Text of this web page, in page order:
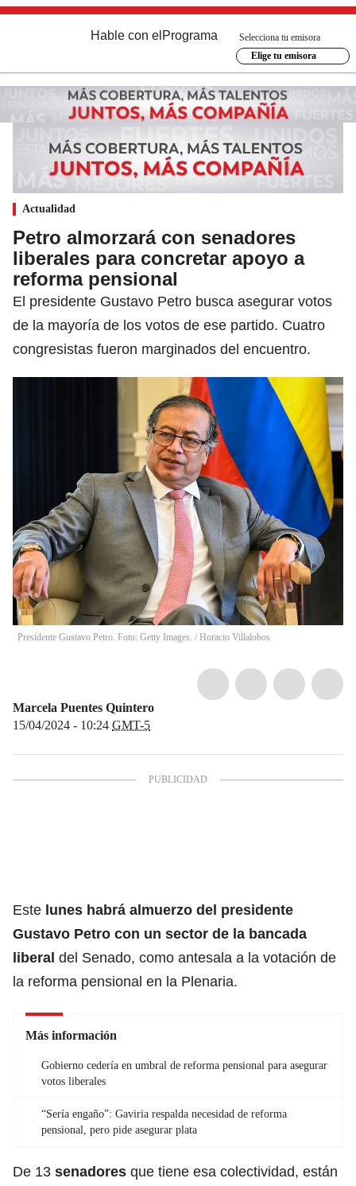
Hable con el Programa
Selecciona tu emisora
Elige tu emisora
Actualidad
Petro almorzará con senadores
liberales para concretar apoyo a
reforma pensional
El presidente Gustavo Petro busca asegurar votos
de la mayoría de los votos de ese partido. Cuatro
congresistas fueron marginados del encuentro.
Presidente Gustavo Petro. Foto: Getty Images. / Horacio Villalobos
Marcela Puentes Quintero
15/04/2024 - 10:24 GMT-5
Este lunes habrá almuerzo del presidente
Gustavo Petro con un sector de la bancada
liberal del Senado, como antesala a la votación de
la reforma pensional en la Plenaria.
Más información
Gobierno cedería en umbral de reforma pensional para asegurar
votos liberales
“Sería engaño”: Gaviria respalda necesidad de reforma
pensional, pero pide asegurar plata
De 13 senadores que tiene esa colectividad, están